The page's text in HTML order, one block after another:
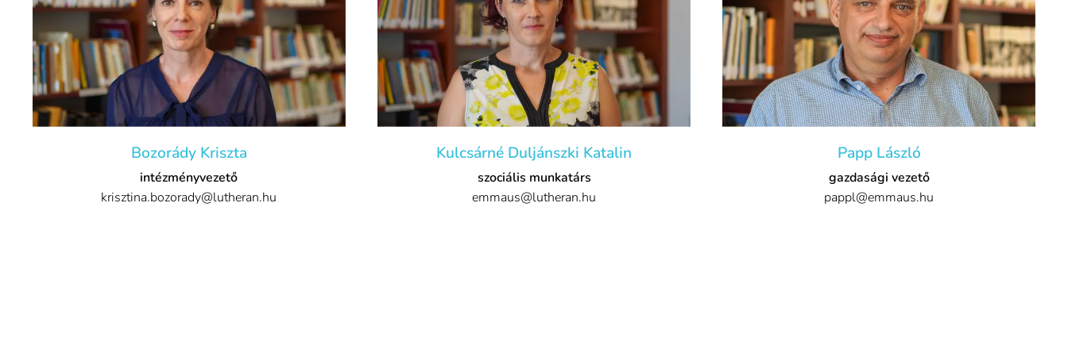
Bozorády Kriszta
intézményvezető
krisztina.bozorady@lutheran.hu
Kulcsárné Duljánszki Katalin
szociális munkatárs
emmaus@lutheran.hu
Papp László
gazdasági vezető
pappl@emmaus.hu